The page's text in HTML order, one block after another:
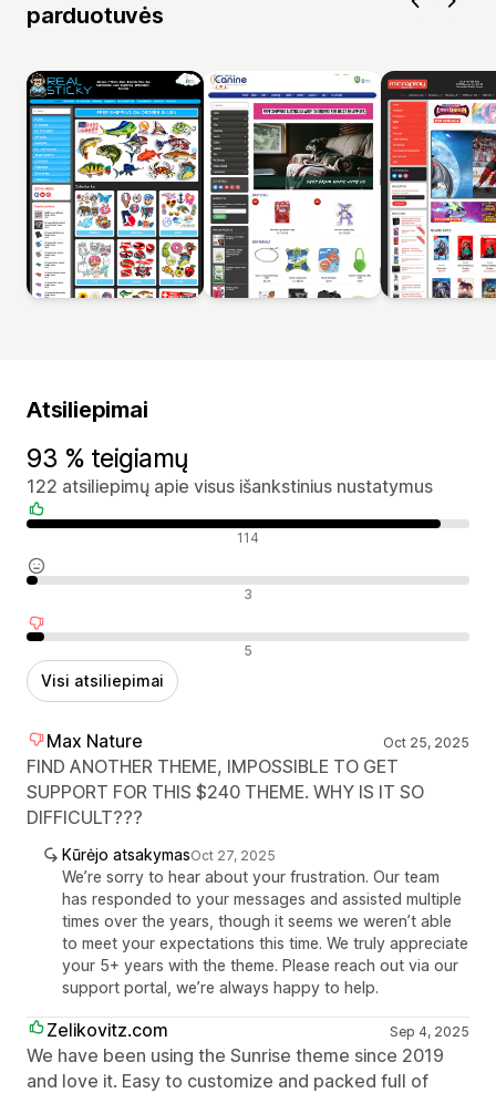
parduotuvės
Atsiliepimai
93 % teigiamų
122 atsiliepimų apie visus išankstinius nustatymus
Teigiami atsiliepimai 114
Neutralūs atsiliepimai 3
Neigiami atsiliepimai 5
Visi atsiliepimai
Max Nature Oct 25, 2025
FIND ANOTHER THEME, IMPOSSIBLE TO GET
SUPPORT FOR THIS $240 THEME. WHY IS IT SO
DIFFICULT???
Kūrėjo atsakymasOct 27, 2025
We’re sorry to hear about your frustration. Our team
has responded to your messages and assisted multiple
times over the years, though it seems we weren’t able
to meet your expectations this time. We truly appreciate
your 5+ years with the theme. Please reach out via our
support portal, we’re always happy to help.
Zelikovitz.com Sep 4, 2025
We have been using the Sunrise theme since 2019
and love it. Easy to customize and packed full of